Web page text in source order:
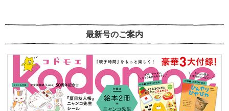
最新号のご案内